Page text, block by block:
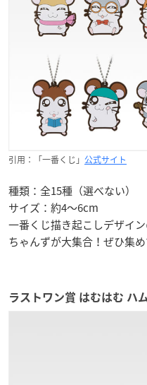
引用：「一番くじ」 公式サイト
種類：全15種（選べない）
サイズ：約4～6cm
一番くじ描き起こしデザイ
ちゃんずが大集合！ぜひ集
ラストワン賞 はむはむ ハ